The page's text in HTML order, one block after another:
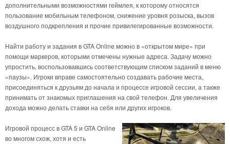
дополнительными возможностями геймлея, к которому относятся
пользование мобильным телефоном, снижение уровня розыска, вызов
воздушного подкрепления и прочие привилегированные возможности.
Найти работу и задания в GTA Online можно в «открытом мире» при
помощи маркеров, которыми отмечены нужные адреса. Задачу можно
упростить, воспользовавшись соответствующим списком заданий в меню
«паузы». Игроки вправе самостоятельно создавать рабочие места,
присоединяться к друзьям до начала и процессе игровой сессии, а также
принимать от знакомых приглашения на свой телефон. Для увеличения
дохода можно делать ставки на себя или других игроков.
Игровой процесс в GTA 5 и GTA Online
во многом схож, хотя и есть